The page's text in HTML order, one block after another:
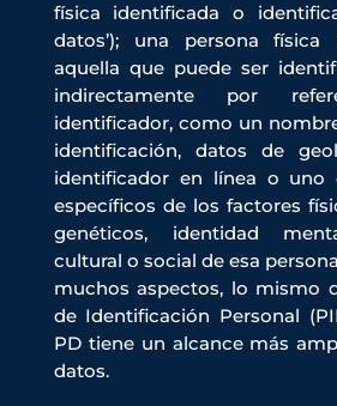
física identificada o
datos’); una persona física
aquella que puede ser
indirectamente por
identificador, como un
identificación, datos de
identificador en línea o uno
específicos de los factores
genéticos, identidad
cultural o social de esa
muchos aspectos, lo mismo
de Identificación Personal
PD tiene un alcance más
datos.